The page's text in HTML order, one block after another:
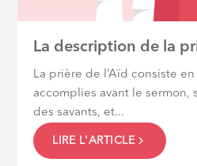
La description de la
La prière de l’Aïd consiste
accomplies avant le sermon,
des savants, et...
LIRE L'ARTICLE